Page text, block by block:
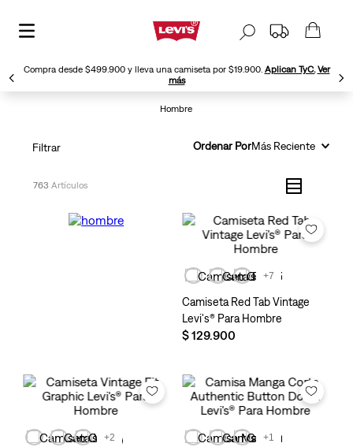
Compra desde $499.900 y lleva una camiseta por $19.900. Aplican TyC. Ver
más
Hombre
Filtrar Ordenar PorMás Reciente
763
+7
Camiseta Red Tab Vintage
Levi's® Para Hombre
$129.900
+2 +1